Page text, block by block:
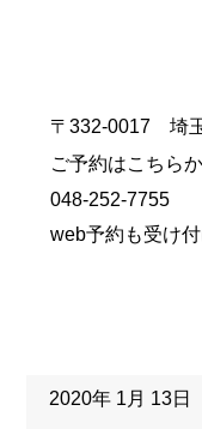
〒332-0017 埼
ご予約はこちら
048-252-7755
web予約も受け
2020年 1月 13日